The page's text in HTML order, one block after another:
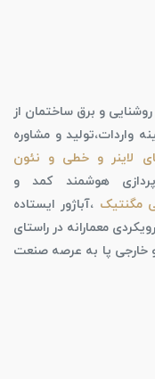
در زمینه روشنایی و برق ساختمان از
واردات،تولید و مشاوره
لاینر و خطی و نئون
هوشمند کمد و
مگنتیک ،آباژور ایستاده
معمارانه در راستای
خارجی پا به عرصه صنعت